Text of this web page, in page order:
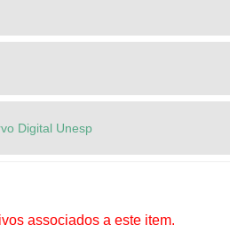
Digital Unesp
associados a este item.